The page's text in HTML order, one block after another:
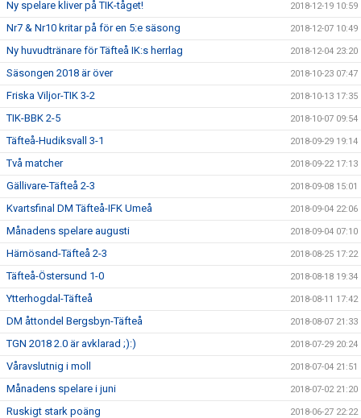
Ny spelare kliver på TIK-tåget! 2018-12-19 10:59
Nr7 & Nr10 kritar på för en 5:e säsong 2018-12-07 10:49
Ny huvudtränare för Täfteå IK:s herrlag 2018-12-04 23:20
Säsongen 2018 är över 2018-10-23 07:47
Friska Viljor-TIK 3-2 2018-10-13 17:35
TIK-BBK 2-5 2018-10-07 09:54
Täfteå-Hudiksvall 3-1 2018-09-29 19:14
Två matcher 2018-09-22 17:13
Gällivare-Täfteå 2-3 2018-09-08 15:01
Kvartsfinal DM Täfteå-IFK Umeå 2018-09-04 22:06
Månadens spelare augusti 2018-09-04 07:10
Härnösand-Täfteå 2-3 2018-08-25 17:22
Täfteå-Östersund 1-0 2018-08-18 19:34
Ytterhogdal-Täfteå 2018-08-11 17:42
DM åttondel Bergsbyn-Täfteå 2018-08-07 21:33
TGN 2018 2.0 är avklarad ;):) 2018-07-29 20:24
Våravslutnig i moll 2018-07-04 21:51
Månadens spelare i juni 2018-07-02 21:20
Ruskigt stark poäng 2018-06-27 22:22